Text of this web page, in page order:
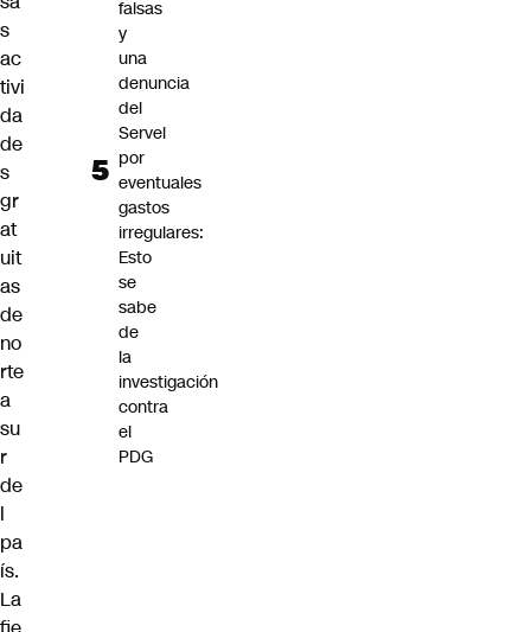
s
ac
tivi
da
de
s
gr
at
uit
as
de
no
rte
a
su
r
de
l
pa
ís.
La
falsas
y
una
denuncia
del
Servel
por
eventuales
gastos
irregulares:
Esto
se
sabe
de
la
investigación
contra
el
PDG